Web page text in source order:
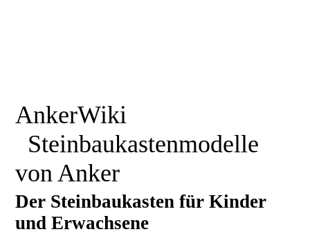
AnkerWiki
Steinbaukastenmodelle
von Anker
Der Steinbaukasten für Kinder
und Erwachsene